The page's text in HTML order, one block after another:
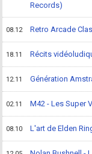
Records)
08.12 Retro Arcade
18.11 Récits
12.11 Génération
02.11 M42 - Les Super
08.10 L'art de Elden